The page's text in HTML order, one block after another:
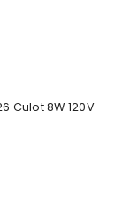
Culot 8W 120V